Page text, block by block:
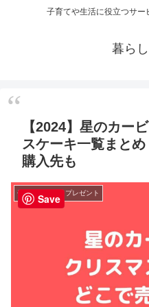
子育てや生活に役立つサー
暮ら
【2024】星のカー
スケーキ一覧まと
購入先も
子育てグッズ・プレゼント
Save